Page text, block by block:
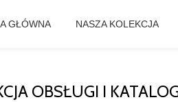
GŁÓWNA NASZA KOLEKCJA
OBSŁUGI I